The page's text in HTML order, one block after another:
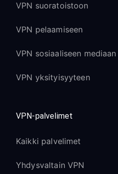
VPN suoratoistoon
VPN pelaamiseen
VPN sosiaaliseen mediaan
VPN yksityisyyteen
VPN-palvelimet
Kaikki palvelimet
Yhdysvaltain VPN